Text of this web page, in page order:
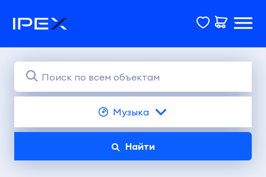
Музыка
Найти